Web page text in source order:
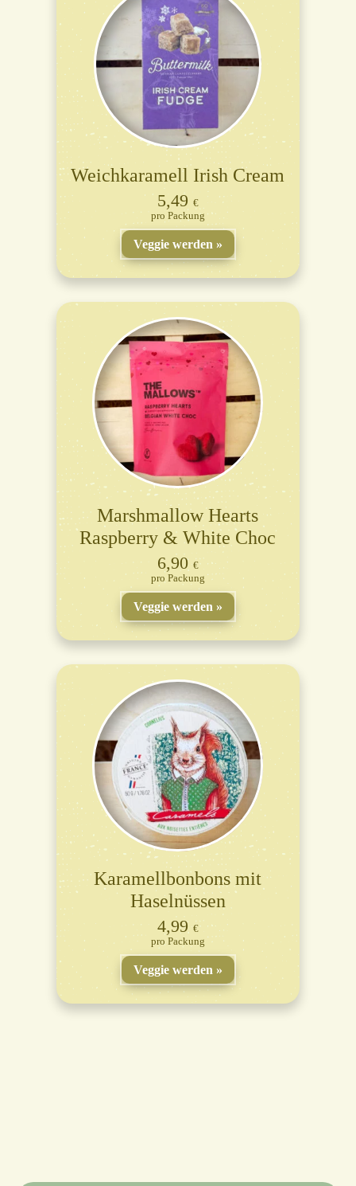
Weichkaramell Irish Cream
5,49 €
Packung
Veggie werden
Marshmallow Hearts
Raspberry & White Choc
6,90€
Packung
Veggie werden
Karamellbonbons mit
Haselnüssen
4,99€
Packung
Veggie werden